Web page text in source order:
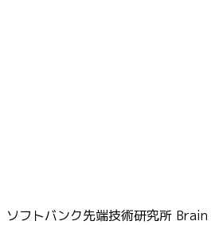
ソフトバンク先端技術研究所